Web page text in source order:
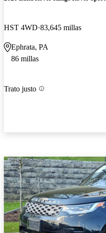
HST 4WD 83,645 millas
Ephrata, PA
86 millas
Trato justo